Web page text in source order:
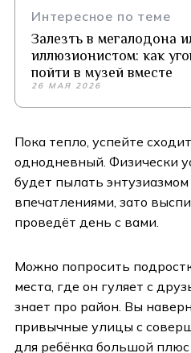
Интересное по теме
Залезть в мегалодона
иллюзионистом: как
пойти в музей вместе
26 МАЯ 2026
Пока тепло, успейте
однодневный. Физически
будет пылать
впечатлениями, зато
проведёт день с вами.
Можно попросить
места, где он гуляет с
знает про район. Вы
привычные улицы с
для ребёнка большой плюс